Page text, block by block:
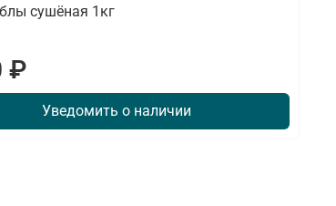
сушёная 1кг
₽
Уведомить о наличии